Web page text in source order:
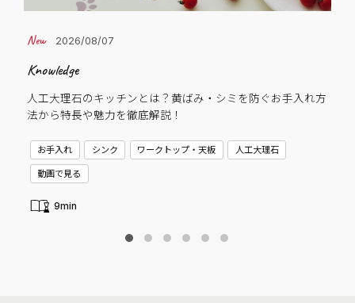
2026/08/07
Knowledge
人工大理石のキッチンとは？黄ばみ・シミを防ぐお手入れ方
法から特長や魅力を徹底解説！
お手入れ シンク ワークトップ・天板
人工大理石
動画で見る
9min